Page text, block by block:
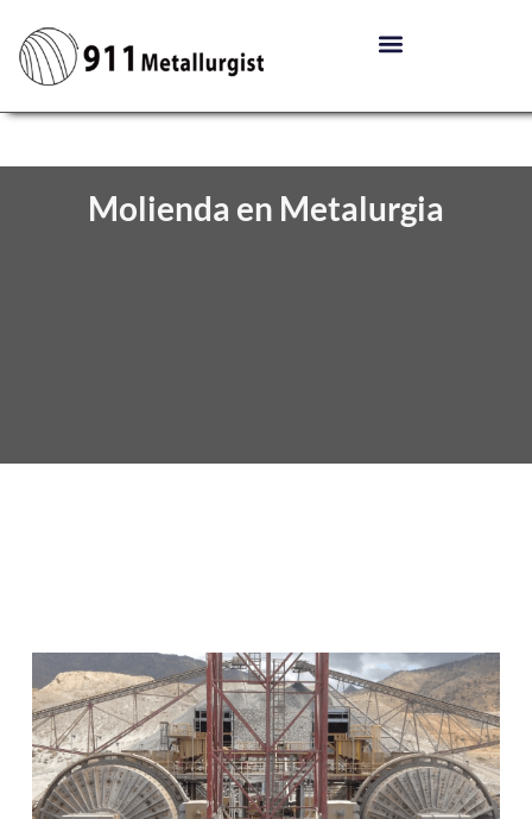
Molienda en Metalurgia